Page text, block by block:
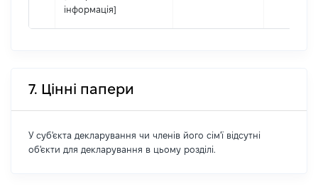
інформація]
7. Цінні папери
У суб'єкта декларування чи членів його сім'ї відсутні
об'єкти для декларування в цьому розділі.